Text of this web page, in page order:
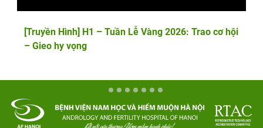
[Truyền Hình] H1 – Tuần Lễ Vàng 2026: Trao cơ hội
– Gieo hy vọng